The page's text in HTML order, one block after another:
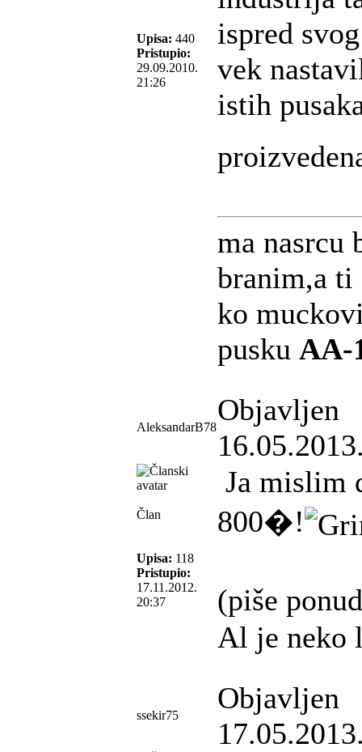
Upisa: 440
Pristupio:
29.09.2010.
21:26
ispred
vek
istih
ma nasrcu
branim,a ti
ko
pusku AA-
AleksandarB78
Objavljen
Član
Upisa: 118
Pristupio:
17.11.2012.
20:37
Ja mislim
800�!
(piše
Al je neko
ssekir75
Objavljen